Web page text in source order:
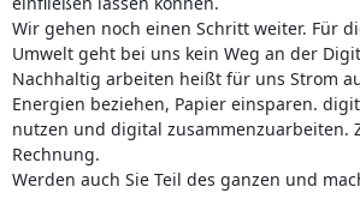
Wir gehen noch einen Schritt weiter. Für
Umwelt geht bei uns kein Weg an der
Nachhaltig arbeiten heißt für uns Strom
Energien beziehen, Papier einsparen.
nutzen und digital zusammenzuarbeiten.
Rechnung.
Werden auch Sie Teil des ganzen und